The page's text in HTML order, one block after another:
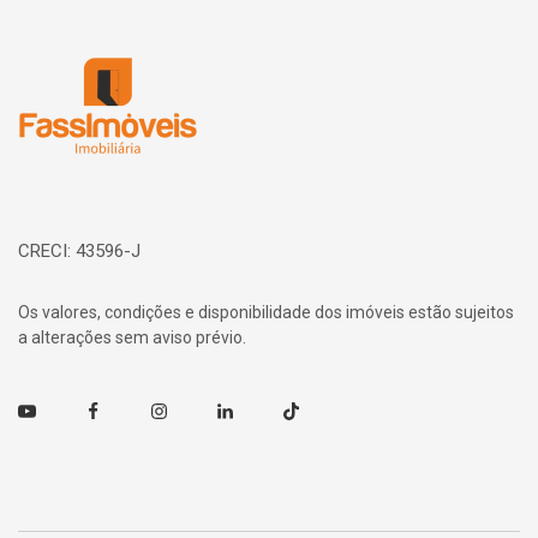
CRECI: 43596-J
Os valores, condições e disponibilidade dos imóveis estão sujeitos
a alterações sem aviso prévio.
Youtube FacebookInstagramLinkedin TikTok